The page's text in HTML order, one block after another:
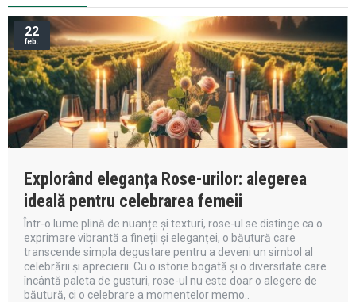
22
feb.
Explorând eleganța Rose-urilor: alegerea
ideală pentru celebrarea femeii
Într-o lume plină de nuanțe și texturi, rose-ul se distinge ca o
exprimare vibrantă a fineții și eleganței, o băutură care
transcende simpla degustare pentru a deveni un simbol al
celebrării și aprecierii. Cu o istorie bogată și o diversitate care
încântă paleta de gusturi, rose-ul nu este doar o alegere de
băutură, ci o celebrare a momentelor memo..